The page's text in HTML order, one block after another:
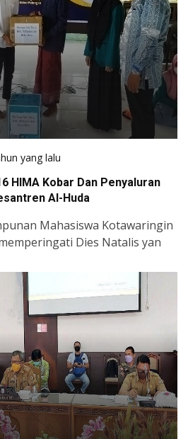
yang lalu
HIMA Kobar Dan Penyaluran
Al-Huda
Mahasiswa Kotawaringin
Dies Natalis yan